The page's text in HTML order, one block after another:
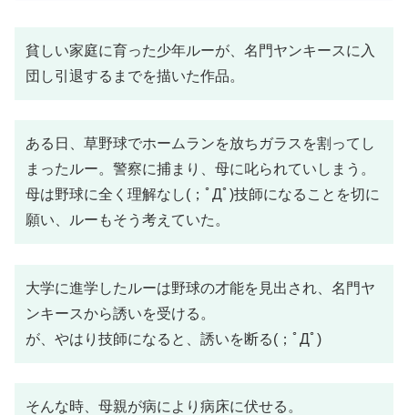
貧しい家庭に育った少年ルーが、名門ヤンキースに入
団し引退するまでを描いた作品。
ある日、草野球でホームランを放ちガラスを割ってし
まったルー。警察に捕まり、母に叱られていしまう。
母は野球に全く理解なし(；ﾟДﾟ)技師になることを切に
願い、ルーもそう考えていた。
大学に進学したルーは野球の才能を見出され、名門ヤ
ンキースから誘いを受ける。
が、やはり技師になると、誘いを断る(；ﾟДﾟ)
そんな時、母親が病により病床に伏せる。